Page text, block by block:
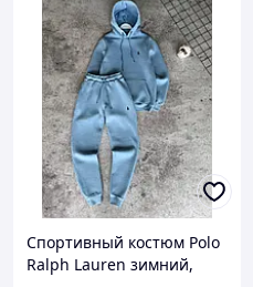
Спортивный костюм Polo
Ralph Lauren зимний,